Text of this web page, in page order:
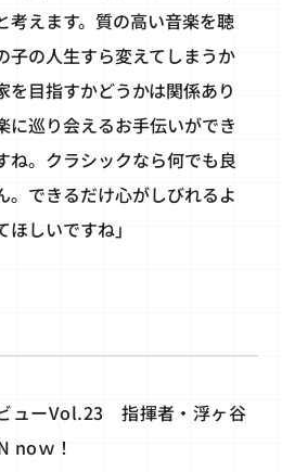
考えます。質の高い音楽を聴
子の人生すら変えてしまうか
を目指すかどうかは関係あり
に巡り会えるお手伝いができ
ね。クラシックなら何でも良
。できるだけ心がしびれるよ
しいですね」
ューVol.23 指揮者・浮ヶ谷
noｗ！